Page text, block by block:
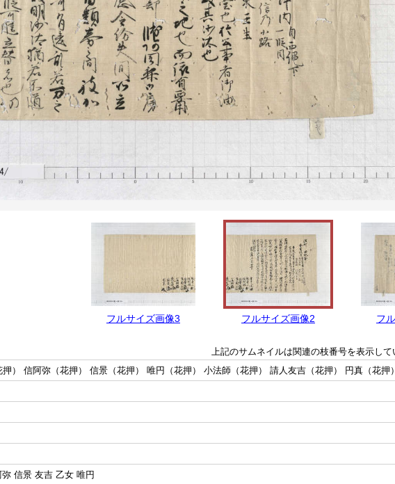
フルサイズ画像3 フルサイズ画像2 フ
上記のサムネイルは関連の枝番号を表示し
） 信阿弥（花押） 信景（花押） 唯円（花押） 小法師（花押） 請人友吉（花押） 円真（花押
信景 友吉 乙女 唯円